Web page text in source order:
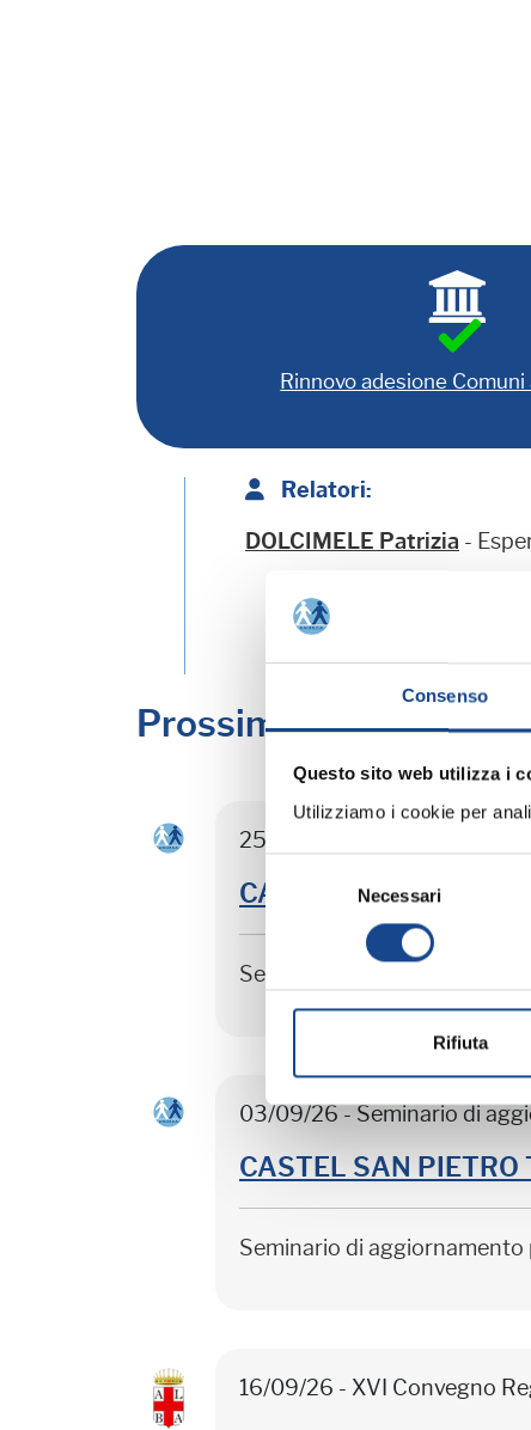
Consenso
Questo sito web utilizza i
Utilizziamo i cookie per
del
Necessari
Rifiuta
Rinnovo adesione
Relatori:
DOLCIMELE Patrizia -
Prossimi corsi in
25/08/26 - Seminario di
CASTEL SAN PIETRO
Seminario di aggiornamento
03/09/26 - Seminario di
CASTEL SAN
Seminario di
16/09/26 - XVI Convegno